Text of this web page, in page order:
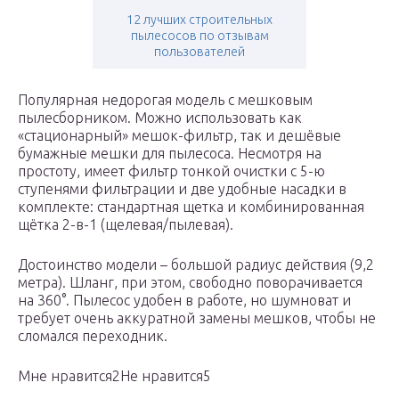
12 лучших строительных
пылесосов по отзывам
пользователей
Популярная недорогая модель с мешковым
пылесборником. Можно использовать как
«стационарный» мешок-фильтр, так и дешёвые
бумажные мешки для пылесоса. Несмотря на
простоту, имеет фильтр тонкой очистки с 5-ю
ступенями фильтрации и две удобные насадки в
комплекте: стандартная щетка и комбинированная
щётка 2-в-1 (щелевая/пылевая).
Достоинство модели – большой радиус действия (9,2
метра). Шланг, при этом, свободно поворачивается
на 360°. Пылесос удобен в работе, но шумноват и
требует очень аккуратной замены мешков, чтобы не
сломался переходник.
Мне нравится2Не нравится5